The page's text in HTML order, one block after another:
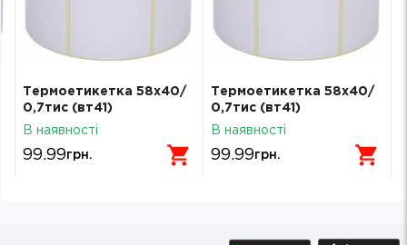
Термоетикетка 58х40/
0,7тис (вт41)
В наявності
99.99грн.
Термоетикетка 58х40/
0,7тис (вт41)
В наявності
99.99грн.